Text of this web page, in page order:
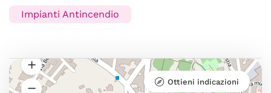
Impianti Antincendio
Ottieni indicazioni